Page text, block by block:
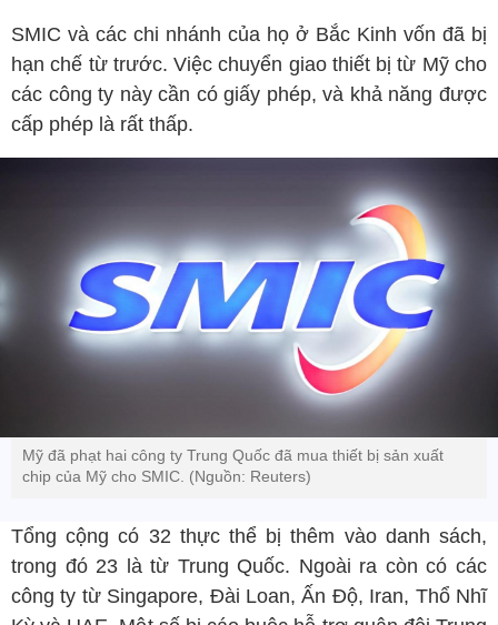
SMIC và các chi nhánh của họ ở Bắc Kinh vốn đã bị
hạn chế từ trước. Việc chuyển giao thiết bị từ Mỹ cho
các công ty này cần có giấy phép, và khả năng được
cấp phép là rất thấp.
Mỹ đã phạt hai công ty Trung Quốc đã mua thiết bị sản xuất
chip của Mỹ cho SMIC. (Nguồn: Reuters)
Tổng cộng có 32 thực thể bị thêm vào danh sách,
trong đó 23 là từ Trung Quốc. Ngoài ra còn có các
công ty từ Singapore, Đài Loan, Ấn Độ, Iran, Thổ Nhĩ